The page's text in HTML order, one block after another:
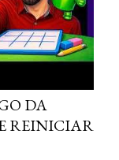
DA
REINICIAR